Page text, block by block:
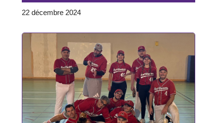
22 décembre 2024